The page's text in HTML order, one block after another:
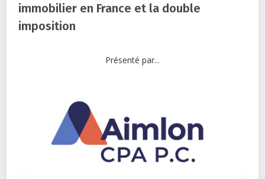
immobilier en France et la double
imposition
Présenté par...